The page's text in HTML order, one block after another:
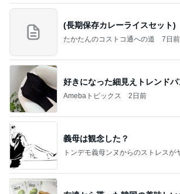
(長期保存カレーライスセット)
たかたんのコストコ通への道 7日前
好きになった細見えトレンドパ
Amebaトピックス 2日前
義母は観念した？
トンデモ義母ンヌからのストレスが